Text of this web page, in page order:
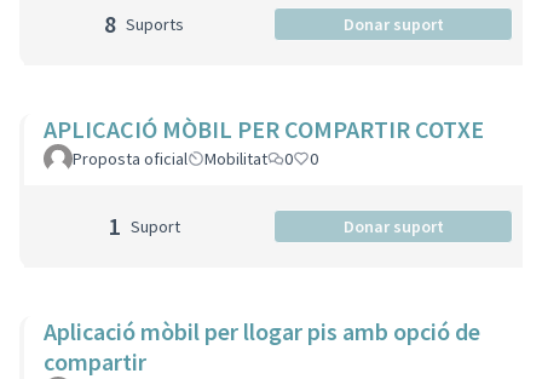
8 Suports Donar suport
APLICACIÓ MÒBIL PER COMPARTIR COTXE
Proposta oficial Mobilitat 0 0
1 Suport Donar suport
Aplicació mòbil per llogar pis amb opció de
compartir